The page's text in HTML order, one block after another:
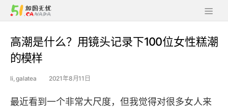
高潮是什么？用镜头记录下100位女性糕潮
的模样
li, galatea 2021年8月11日
最近看到一个非常大尺度，但我觉得对很多女人来